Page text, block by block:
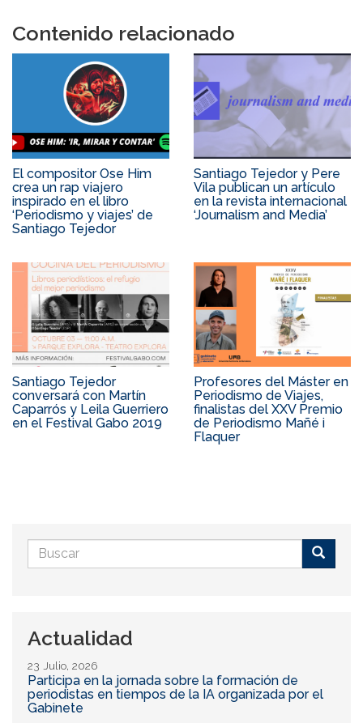
Contenido relacionado
El compositor Ose Him
crea un rap viajero
inspirado en el libro
‘Periodismo y viajes’ de
Santiago Tejedor
Santiago Tejedor y Pere
Vila publican un artículo
en la revista internacional
‘Journalism and Media’
Santiago Tejedor
conversará con Martín
Caparrós y Leila Guerriero
en el Festival Gabo 2019
Profesores del Máster en
Periodismo de Viajes,
finalistas del XXV Premio
de Periodismo Mañé i
Flaquer
Formulario
de
Actualidad
23 Julio, 2026
Participa en la jornada sobre la formación de
periodistas en tiempos de la IA organizada por el
Gabinete